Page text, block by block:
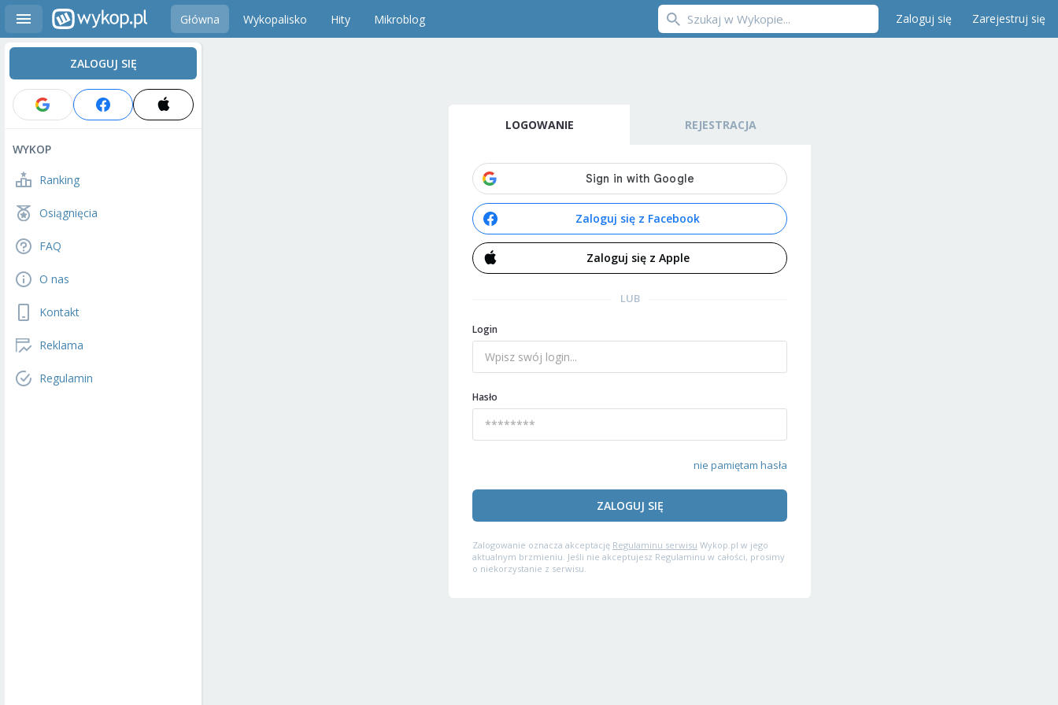
Główna Wykopalisko Hity Mikroblog Zaloguj się Zarejestruj się
ZALOGUJ SIĘ
WYKOP
Ranking
Osiągnięcia
FAQ
O nas
Kontakt
Reklama
Regulamin
LOGOWANIE REJESTRACJA
Zaloguj się z Facebook
Zaloguj się z Apple
LUB
Login
Hasło
nie pamiętam hasła
ZALOGUJ SIĘ
Zalogowanie oznacza akceptację Regulaminu serwisu Wykop.pl w jego
aktualnym brzmieniu. Jeśli nie akceptujesz Regulaminu w całości, prosimy
o niekorzystanie z serwisu.